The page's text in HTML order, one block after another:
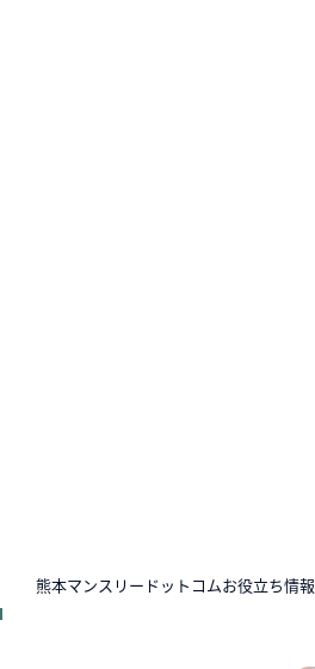
熊本マンスリードットコムお役立ち情報